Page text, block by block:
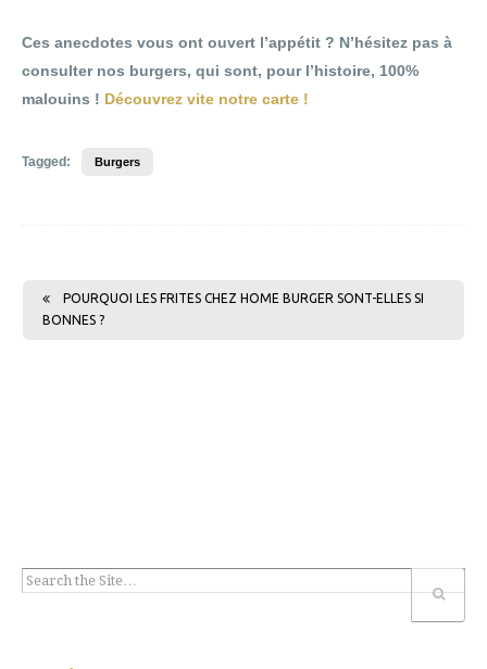
Ces anecdotes vous ont ouvert l’appétit ? N’hésitez pas à
consulter nos burgers, qui sont, pour l’histoire, 100%
malouins ! Découvrez vite notre carte !
Tagged: Burgers
POURQUOI LES FRITES CHEZ HOME BURGER SONT-ELLES SI
BONNES ?